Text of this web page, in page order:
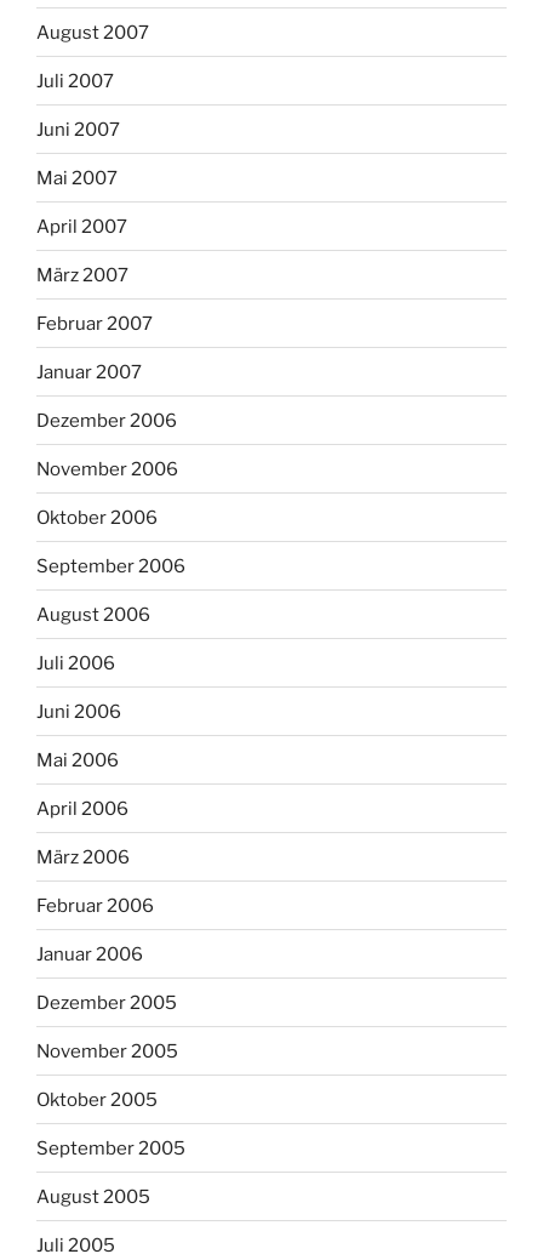
August 2007
Juli 2007
Juni 2007
Mai 2007
April 2007
März 2007
Februar 2007
Januar 2007
Dezember 2006
November 2006
Oktober 2006
September 2006
August 2006
Juli 2006
Juni 2006
Mai 2006
April 2006
März 2006
Februar 2006
Januar 2006
Dezember 2005
November 2005
Oktober 2005
September 2005
August 2005
Juli 2005